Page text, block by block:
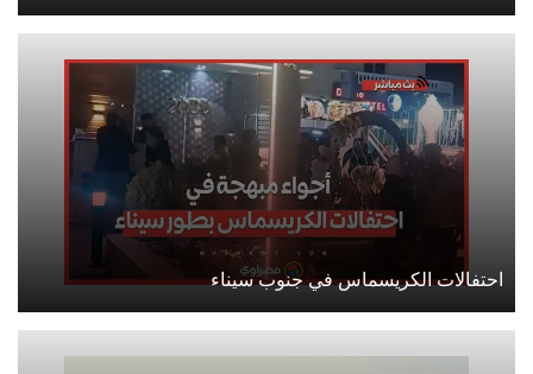
احتفالات الكريسماس في جنوب سيناء